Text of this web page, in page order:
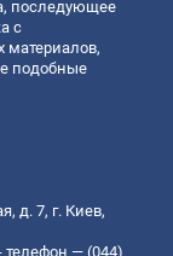
последующее
с
материалов,
подобные
д. 7, г. Киев,
телефон — (044)